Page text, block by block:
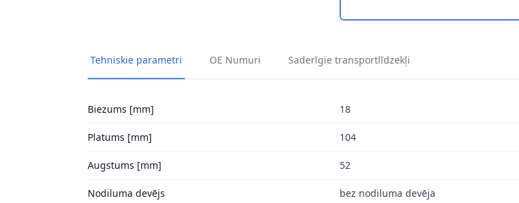
Tehniskie parametri OE Numuri Saderīgie transportlīdzekļi
Biezums [mm] 18
Platums [mm] 104
Augstums [mm] 52
Nodiluma devējs bez nodiluma devēja